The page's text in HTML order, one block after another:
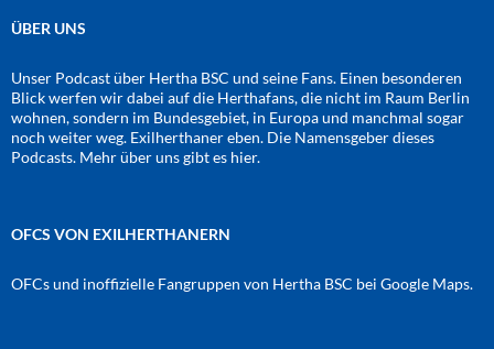
ÜBER UNS
Unser Podcast über Hertha BSC und seine Fans. Einen besonderen
Blick werfen wir dabei auf die Herthafans, die nicht im Raum Berlin
wohnen, sondern im Bundesgebiet, in Europa und manchmal sogar
noch weiter weg. Exilherthaner eben. Die Namensgeber dieses
Podcasts. Mehr über uns gibt es hier.
OFCS VON EXILHERTHANERN
OFCs und inoffizielle Fangruppen von Hertha BSC bei Google Maps.